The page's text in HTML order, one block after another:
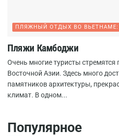
ПЛЯЖНЫЙ ОТДЫХ ВО
Пляжи Камбоджи
Очень многие туристы стремятся
Восточной Азии. Здесь много
памятников архитектуры,
климат. В одном...
Популярное